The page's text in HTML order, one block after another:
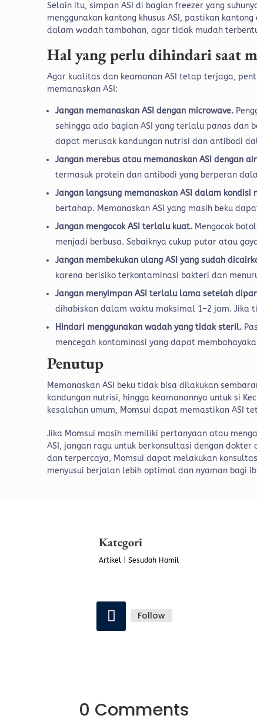
Selain itu, simpan ASI di bagian freezer yang
menggunakan kantong khusus ASI, pastikan
dalam wadah tambahan, agar tidak mudah
Hal yang perlu dihindari saat
Agar kualitas dan keamanan ASI tetap terjaga,
memanaskan ASI:
Jangan memanaskan ASI dengan microwave.
sehingga ada bagian ASI yang terlalu panas dan
dapat merusak kandungan nutrisi dan antibodi
Jangan merebus atau memanaskan ASI dengan
termasuk protein dan antibodi yang berperan
Jangan langsung memanaskan ASI dalam kondisi
bertahap. Memanaskan ASI yang masih beku
Jangan mengocok ASI terlalu kuat. Mengocok
menjadi berbusa. Sebaiknya cukup putar atau
Jangan membekukan ulang ASI yang sudah
karena berisiko terkontaminasi bakteri dan
Jangan menyimpan ASI terlalu lama setelah
dihabiskan dalam waktu maksimal 1–2 jam. Jika
Hindari menggunakan wadah yang tidak steril.
mencegah kontaminasi yang dapat
Penutup
Memanaskan ASI beku tidak bisa dilakukan
kandungan nutrisi, hingga keamanannya untuk si
kesalahan umum, Momsui dapat memastikan ASI
Jika Momsui masih memiliki pertanyaan atau
ASI, jangan ragu untuk berkonsultasi dengan
dan terpercaya, Momsui dapat melakukan
menyusui berjalan lebih optimal dan nyaman bagi
Kategori
Artikel Sesudah Hamil
Follow
0 Comments